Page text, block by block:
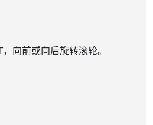
向前或向后旋转滚轮。